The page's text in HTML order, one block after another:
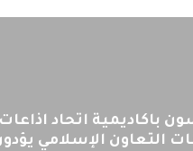
اليوم : المشاركة
لمنظمي قمة